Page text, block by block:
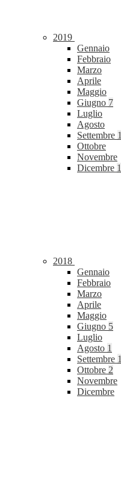
2019
Gennaio
Febbraio
Marzo
Aprile
Maggio
Giugno 7
Luglio
Agosto
Settembre 1
Ottobre
Novembre
Dicembre 1
2018
Gennaio
Febbraio
Marzo
Aprile
Maggio
Giugno 5
Luglio
Agosto 1
Settembre 1
Ottobre 2
Novembre
Dicembre